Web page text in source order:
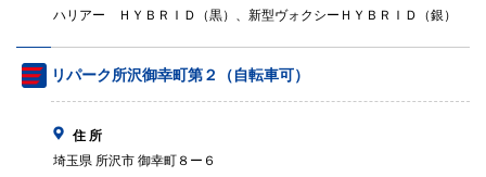
ハリアー ＨＹＢＲＩＤ（黒）、新型ヴォクシーＨＹＢＲＩＤ（銀）
リパーク所沢御幸町第２（自転車可）
住 所
埼玉県 所沢市 御幸町８ー６